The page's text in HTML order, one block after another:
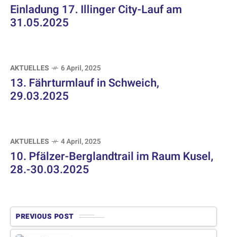
Einladung 17. Illinger City-Lauf am
31.05.2025
AKTUELLES 6 April, 2025
13. Fährturmlauf in Schweich,
29.03.2025
AKTUELLES 4 April, 2025
10. Pfälzer-Berglandtrail im Raum Kusel,
28.-30.03.2025
PREVIOUS POST